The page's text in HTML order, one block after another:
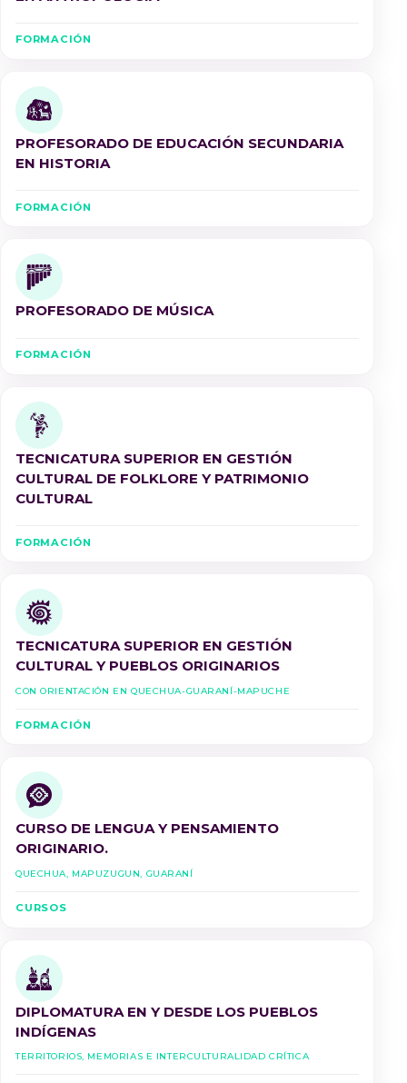
FORMACIÓN
PROFESORADO DE EDUCACIÓN SECUNDARIA
EN HISTORIA
FORMACIÓN
PROFESORADO DE MÚSICA
FORMACIÓN
TECNICATURA SUPERIOR EN GESTIÓN
CULTURAL DE FOLKLORE Y PATRIMONIO
CULTURAL
FORMACIÓN
TECNICATURA SUPERIOR EN GESTIÓN
CULTURAL Y PUEBLOS ORIGINARIOS
Con Orientación en Quechua-Guaraní-Mapuche
FORMACIÓN
CURSO DE LENGUA Y PENSAMIENTO
ORIGINARIO.
Quechua, Mapuzugun, Guaraní
CURSOS
DIPLOMATURA EN Y DESDE LOS PUEBLOS
INDÍGENAS
Territorios, Memorias e Interculturalidad Crítica